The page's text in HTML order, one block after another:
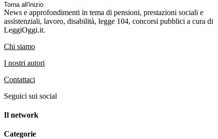
Torna all'inizio
News e approfondimenti in tema di pensioni, prestazioni sociali e
assistenziali, lavoro, disabilità, legge 104, concorsi pubblici a cura di
LeggiOggi.it.
Chi siamo
I nostri autori
Contattaci
Seguici sui social
Il network
Categorie